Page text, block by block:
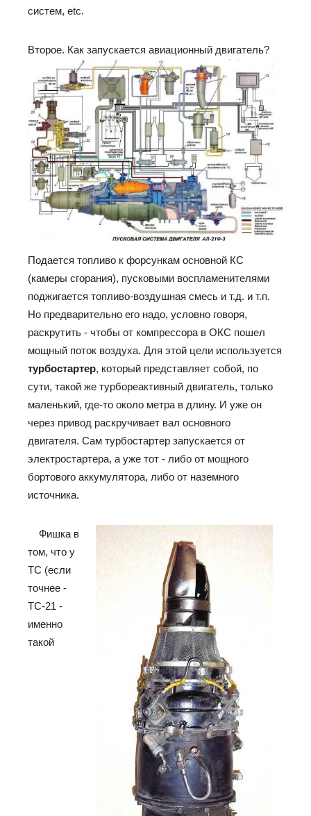
систем, etc.
Второе. Как запускается авиационный двигатель?
Подается топливо к форсункам основной КС
(камеры сгорания), пусковыми воспламенителями
поджигается топливо-воздушная смесь и т.д. и т.п.
Но предварительно его надо, условно говоря,
раскрутить - чтобы от компрессора в ОКС пошел
мощный поток воздуха. Для этой цели используется
турбостартер, который представляет собой, по
сути, такой же турбореактивный двигатель, только
маленький, где-то около метра в длину. И уже он
через привод раскручивает вал основного
двигателя. Сам турбостартер запускается от
электростартера, а уже тот - либо от мощного
бортового аккумулятора, либо от наземного
источника.
Фишка в
том, что у
ТС (если
точнее -
ТС-21 -
именно
такой